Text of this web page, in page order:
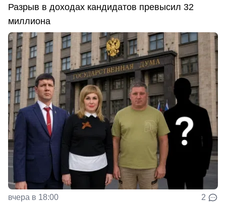
Разрыв в доходах кандидатов превысил 32
миллиона
вчера в 18:00 2